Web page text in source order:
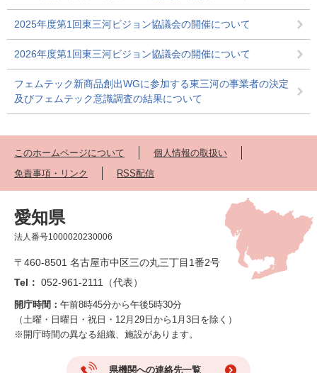
2025年度第1回東三河ビジョン協議会の開催について
2026年度第1回東三河ビジョン協議会の開催について
フェムテック新商品創出WGに参加する東三河の事業者の決定
及びフェムテック意識調査の結果について
このホームページについて
個人情報の取扱い
免責事項・リンク
RSS配信
愛知県
法人番号1000020230006
〒460-8501 名古屋市中区三の丸三丁目1番2号
Tel： 052-961-2111（代表）
開庁時間： 午前8時45分から午後5時30分
（土曜・日曜日・祝日・12月29日から1月3日を除く）
※開庁時間の異なる組織、施設があります。
県機関への連絡先一覧